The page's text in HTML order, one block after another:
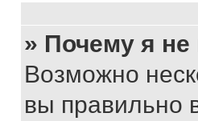
» Почему я
Возможно
вы правильно